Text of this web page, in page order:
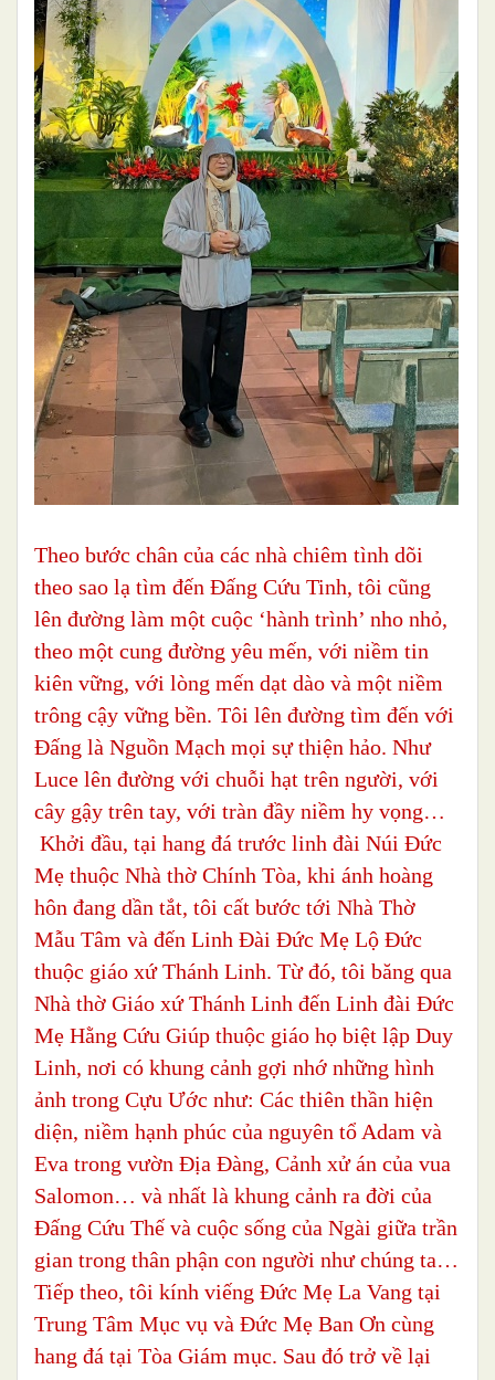
Theo bước chân của các nhà chiêm tình dõi
theo sao lạ tìm đến Đấng Cứu Tinh, tôi cũng
lên đường làm một cuộc ‘hành trình’ nho nhỏ,
theo một cung đường yêu mến, với niềm tin
kiên vững, với lòng mến dạt dào và một niềm
trông cậy vững bền. Tôi lên đường tìm đến với
Đấng là Nguồn Mạch mọi sự thiện hảo. Như
Luce lên đường với chuỗi hạt trên người, với
cây gậy trên tay, với tràn đầy niềm hy vọng…
Khởi đầu, tại hang đá trước linh đài Núi Đức
Mẹ thuộc Nhà thờ Chính Tòa, khi ánh hoàng
hôn đang dần tắt, tôi cất bước tới Nhà Thờ
Mẫu Tâm và đến Linh Đài Đức Mẹ Lộ Đức
thuộc giáo xứ Thánh Linh. Từ đó, tôi băng qua
Nhà thờ Giáo xứ Thánh Linh đến Linh đài Đức
Mẹ Hằng Cứu Giúp thuộc giáo họ biệt lập Duy
Linh, nơi có khung cảnh gợi nhớ những hình
ảnh trong Cựu Ước như: Các thiên thần hiện
diện, niềm hạnh phúc của nguyên tổ Adam và
Eva trong vườn Địa Đàng, Cảnh xử án của vua
Salomon… và nhất là khung cảnh ra đời của
Đấng Cứu Thế và cuộc sống của Ngài giữa trần
gian trong thân phận con người như chúng ta…
Tiếp theo, tôi kính viếng Đức Mẹ La Vang tại
Trung Tâm Mục vụ và Đức Mẹ Ban Ơn cùng
hang đá tại Tòa Giám mục. Sau đó trở về lại